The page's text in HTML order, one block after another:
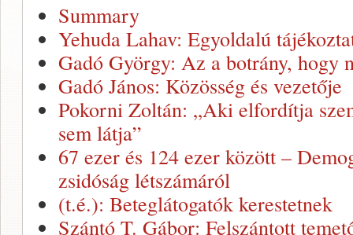
Summary
Yehuda Lahav: Egyoldalú
Gadó György: Az a botrány, hogy
Gadó János: Közösség és vezetője
Pokorni Zoltán: „Aki elfordítja
sem látja”
67 ezer és 124 ezer között –
zsidóság létszámáról
(t.é.): Beteglátogatók kerestetnek
Szántó T. Gábor: Felszántott